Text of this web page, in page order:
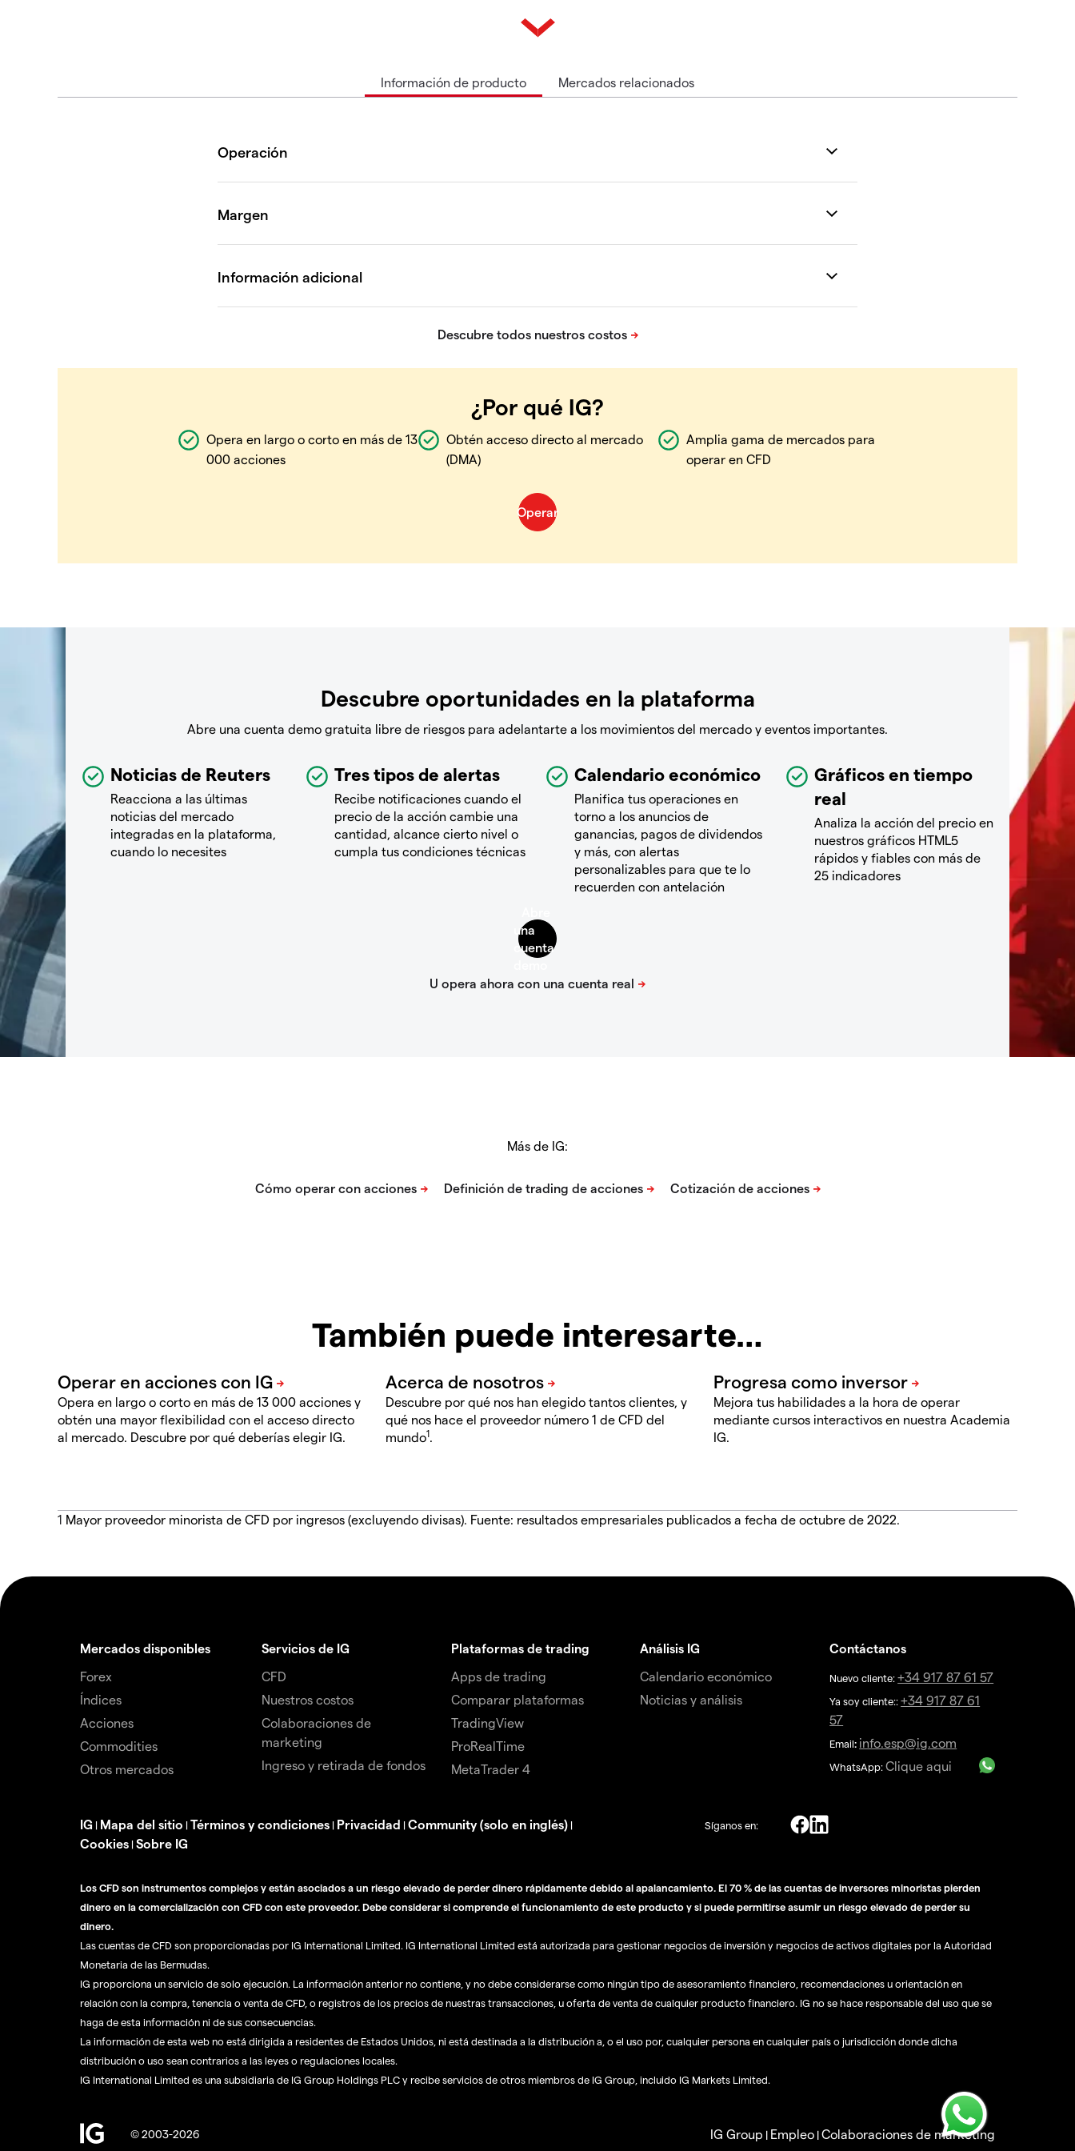
Información de producto Mercados relacionados
¿Por qué IG?
Opera en largo o corto en más de 13
000 acciones
Obtén acceso directo al mercado
(DMA)
Amplia gama de mercados para
operar en CFD
Descubre oportunidades en la plataforma
Abre una cuenta demo gratuita libre de riesgos para adelantarte a los movimientos del mercado y eventos importantes.
Noticias de Reuters
Reacciona a las últimas
noticias del mercado
integradas en la plataforma,
cuando lo necesites
Tres tipos de alertas
Recibe notificaciones cuando el
precio de la acción cambie una
cantidad, alcance cierto nivel o
cumpla tus condiciones técnicas
Calendario económico
Planifica tus operaciones en
torno a los anuncios de
ganancias, pagos de dividendos
y más, con alertas
personalizables para que te lo
recuerden con antelación
Gráficos en tiempo
real
Analiza la acción del precio en
nuestros gráficos HTML5
rápidos y fiables con más de
25 indicadores
Más de IG:
También puede interesarte…
Opera en largo o corto en más de 13 000 acciones y
obtén una mayor flexibilidad con el acceso directo
al mercado. Descubre por qué deberías elegir IG.
Descubre por qué nos han elegido tantos clientes, y
qué nos hace el proveedor número 1 de CFD del
mundo1.
Mejora tus habilidades a la hora de operar
mediante cursos interactivos en nuestra Academia
IG.
1 Mayor proveedor minorista de CFD por ingresos (excluyendo divisas). Fuente: resultados empresariales publicados a fecha de octubre de 2022.
Mercados disponibles
Forex
Índices
Acciones
Commodities
Otros mercados
Servicios de IG
CFD
Nuestros costos
Colaboraciones de
marketing
Ingreso y retirada de fondos
Plataformas de trading
Apps de trading
Comparar plataformas
TradingView
ProRealTime
MetaTrader 4
Análisis IG
Calendario económico
Noticias y análisis
Contáctanos
Nuevo cliente:+34 917 87 61 57
Ya soy cliente::+34 917 87 61
57
Email: info.esp@ig.com
WhatsApp:Clique aqui
IG | Mapa del sitio | Términos y condiciones | Privacidad | Community (solo en inglés) |
Cookies | Sobre IG
Síganos en:
Los CFD son instrumentos complejos y están asociados a un riesgo elevado de perder dinero rápidamente debido al apalancamiento. El 70 % de las cuentas de inversores minoristas pierden
dinero en la comercialización con CFD con este proveedor. Debe considerar si comprende el funcionamiento de este producto y si puede permitirse asumir un riesgo elevado de perder su
dinero.
Las cuentas de CFD son proporcionadas por IG International Limited. IG International Limited está autorizada para gestionar negocios de inversión y negocios de activos digitales por la Autoridad
Monetaria de las Bermudas.
IG proporciona un servicio de solo ejecución. La información anterior no contiene, y no debe considerarse como ningún tipo de asesoramiento financiero, recomendaciones u orientación en
relación con la compra, tenencia o venta de CFD, o registros de los precios de nuestras transacciones, u oferta de venta de cualquier producto financiero. IG no se hace responsable del uso que se
haga de esta información ni de sus consecuencias.
La información de esta web no está dirigida a residentes de Estados Unidos, ni está destinada a la distribución a, o el uso por, cualquier persona en cualquier país o jurisdicción donde dicha
distribución o uso sean contrarios a las leyes o regulaciones locales.
IG International Limited es una subsidiaria de IG Group Holdings PLC y recibe servicios de otros miembros de IG Group, incluido IG Markets Limited.
© 2003-2026 IG Group | Empleo |Colaboraciones de marketing